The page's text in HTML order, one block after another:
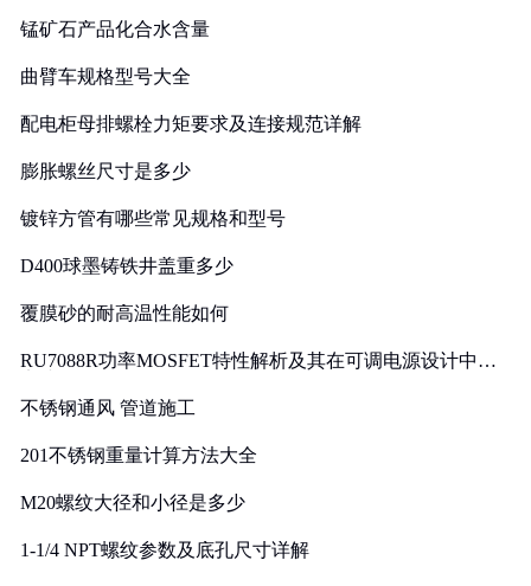
锰矿石产品化合水含量
曲臂车规格型号大全
配电柜母排螺栓力矩要求及连接规范详解
膨胀螺丝尺寸是多少
镀锌方管有哪些常见规格和型号
D400球墨铸铁井盖重多少
覆膜砂的耐高温性能如何
RU7088R功率MOSFET特性解析及其在可调电源设计中的
不锈钢通风 管道施工
201不锈钢重量计算方法大全
M20螺纹大径和小径是多少
1-1/4 NPT螺纹参数及底孔尺寸详解